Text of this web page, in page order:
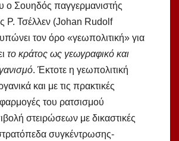
ο Σουηδός παγγερμανιστής
Ρ. Τσέλλεν (Johan Rudolf
τον όρο «γεωπολιτική» για
το κράτος ως γεωγραφικό και
. Έκτοτε η γεωπολιτική
και με τις πρακτικές
του ρατσισμού
στειρώσεων με δικαστικές
συγκέντρωσης-